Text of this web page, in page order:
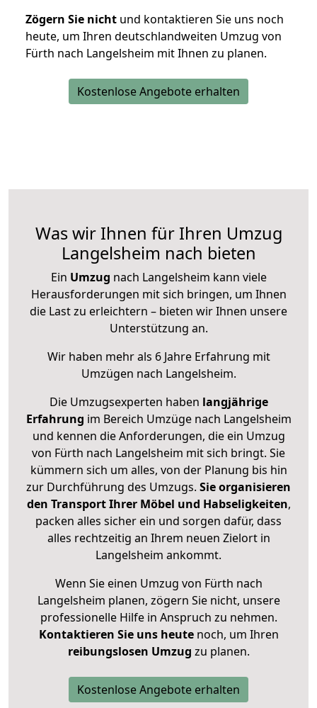
Zögern Sie nicht und kontaktieren Sie uns noch
heute, um Ihren deutschlandweiten Umzug von
Fürth nach Langelsheim mit Ihnen zu planen.
Kostenlose Angebote erhalten
Was wir Ihnen für Ihren Umzug
Langelsheim nach bieten
Ein Umzug nach Langelsheim kann viele
Herausforderungen mit sich bringen, um Ihnen
die Last zu erleichtern – bieten wir Ihnen unsere
Unterstützung an.
Wir haben mehr als 6 Jahre Erfahrung mit
Umzügen nach Langelsheim.
Die Umzugsexperten haben langjährige
Erfahrung im Bereich Umzüge nach Langelsheim
und kennen die Anforderungen, die ein Umzug
von Fürth nach Langelsheim mit sich bringt. Sie
kümmern sich um alles, von der Planung bis hin
zur Durchführung des Umzugs. Sie organisieren
den Transport Ihrer Möbel und Habseligkeiten,
packen alles sicher ein und sorgen dafür, dass
alles rechtzeitig an Ihrem neuen Zielort in
Langelsheim ankommt.
Wenn Sie einen Umzug von Fürth nach
Langelsheim planen, zögern Sie nicht, unsere
professionelle Hilfe in Anspruch zu nehmen.
Kontaktieren Sie uns heutenoch, um Ihren
reibungslosen Umzug zu planen.
Kostenlose Angebote erhalten